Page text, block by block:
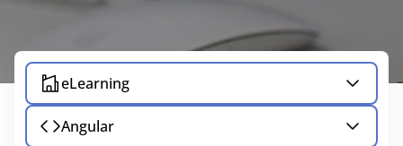
eLearning
Angular